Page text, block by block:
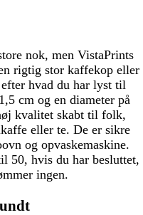
nok, men VistaPrints
rigtig stor kaffekop eller
hvad du har lyst til
cm og en diameter på
kvalitet skabt til folk,
eller te. De er sikre
og opvaskemaskine.
50, hvis du har besluttet,
ingen.